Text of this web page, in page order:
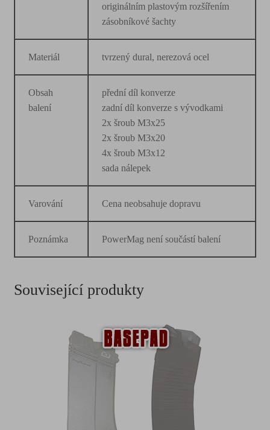
originálním plastovým rozšířením
zásobníkové šachty
Materiál tvrzený dural, nerezová ocel
Obsah
balení
přední díl konverze
zadní díl konverze s vývodkami
2x šroub M3x25
2x šroub M3x20
4x šroub M3x12
sada nálepek
Varování Cena neobsahuje dopravu
Poznámka PowerMag není součástí balení
Související produkty